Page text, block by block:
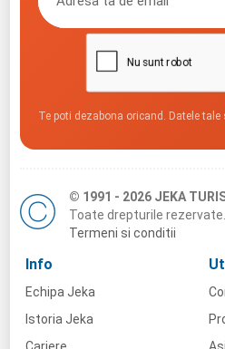
Te poti dezabona oricand. Datele tale
© 1991 - 2026 JEKA
Toate drepturile rezervate.
Termeni si conditii
Info
Echipa Jeka
Istoria Jeka
Cariere